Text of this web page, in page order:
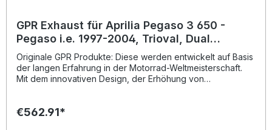
GPR Exhaust für Aprilia Pegaso 3 650 -
Pegaso i.e. 1997-2004, Trioval, Dual
Homologated legal slip-on exhaust
including removable
Originale GPR Produkte: Diese werden entwickelt auf Basis
der langen Erfahrung in der Motorrad-Weltmeisterschaft.
Mit dem innovativen Design, der Erhöhung von
Fahrzeug deutlich auf und erhalten ein perfektes Preis-
€562.91*